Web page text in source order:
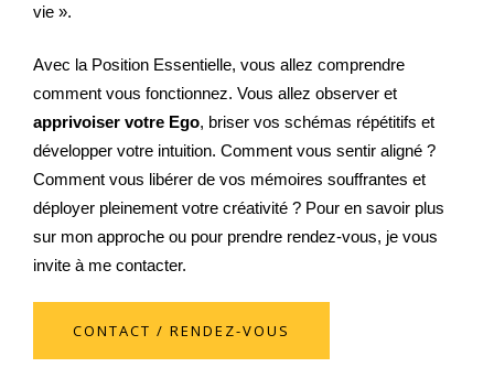
vie ».
Avec la Position Essentielle, vous allez comprendre
comment vous fonctionnez. Vous allez observer et
apprivoiser votre Ego, briser vos schémas répétitifs et
développer votre intuition. Comment vous sentir aligné ?
Comment vous libérer de vos mémoires souffrantes et
déployer pleinement votre créativité ? Pour en savoir plus
sur mon approche ou pour prendre rendez-vous, je vous
invite à me contacter.
CONTACT / RENDEZ-VOUS